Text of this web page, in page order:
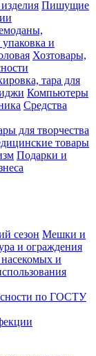
Пишущие
и
Хозтовары,
тара для
Компьютеры
Средства
для творчества
товары
Подарки и
сезон Мешки и
и ограждения
и
по ГОСТУ